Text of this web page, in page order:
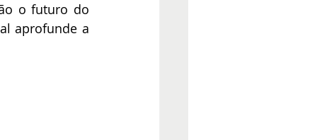
o futuro do
aprofunde a